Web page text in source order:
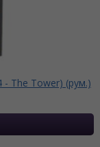
- The Tower) (рум.)